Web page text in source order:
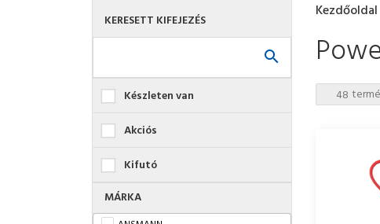
KERESETT KIFEJEZÉS
Készleten van
Akciós
Kifutó
MÁRKA
Kezdőoldal